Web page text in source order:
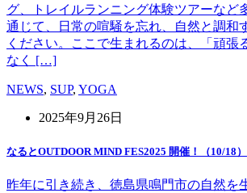
グ、トレイルランニング体験ツアーなど
通じて、日常の喧騒を忘れ、自然と調和
ください。ここで生まれるのは、「頑張
なく […]
NEWS, SUP, YOGA
2025年9月26日
なるとOUTDOOR MIND FES2025 開催！（10/18）
昨年に引き続き、徳島県鳴門市の自然を